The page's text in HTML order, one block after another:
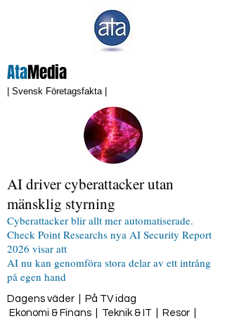
Dagens väder
På TV idag
Ekonomi & Finans
Teknik & IT Resor
AtaMedia
| Svensk Företagsfakta |
AI driver cyberattacker utan
mänsklig styrning
Cyberattacker blir allt mer automatiserade.
Check Point Researchs nya AI Security Report
2026 visar att
AI nu kan genomföra stora delar av ett intrång
på egen hand